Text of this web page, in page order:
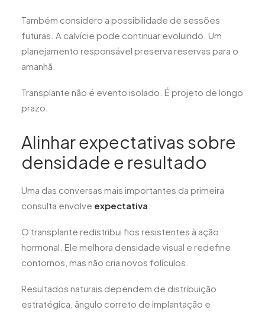
Também considero a possibilidade de sessões
futuras. A calvície pode continuar evoluindo. Um
planejamento responsável preserva reservas para o
amanhã.
Transplante não é evento isolado. É projeto de longo
prazo.
Alinhar expectativas sobre
densidade e resultado
Uma das conversas mais importantes da primeira
consulta envolve expectativa
O transplante redistribui fios resistentes à ação
hormonal. Ele melhora densidade visual e redefine
contornos, mas não cria novos folículos.
Resultados naturais dependem de distribuição
estratégica, ângulo correto de implantação e